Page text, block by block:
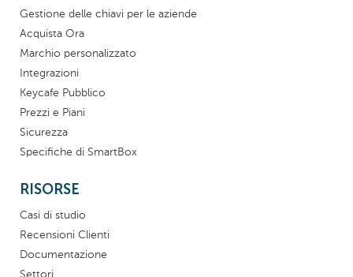
Gestione delle chiavi per le aziende
Acquista Ora
Marchio personalizzato
Integrazioni
Keycafe Pubblico
Prezzi e Piani
Sicurezza
Specifiche di SmartBox
RISORSE
Casi di studio
Recensioni Clienti
Documentazione
Settori